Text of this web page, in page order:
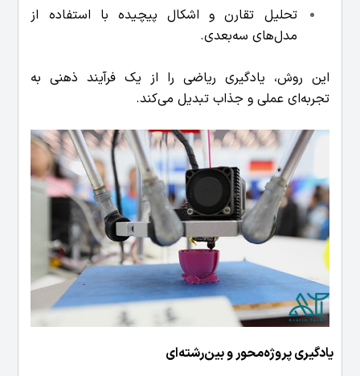
تحلیل تقارن و اشکال پیچیده با استفاده از
مدل‌های سه‌بعدی.
این روش، یادگیری ریاضی را از یک فرآیند ذهنی به
تجربه‌ای عملی و جذاب تبدیل می‌کند.
یادگیری پروژه‌محور و بین‌رشته‌ای